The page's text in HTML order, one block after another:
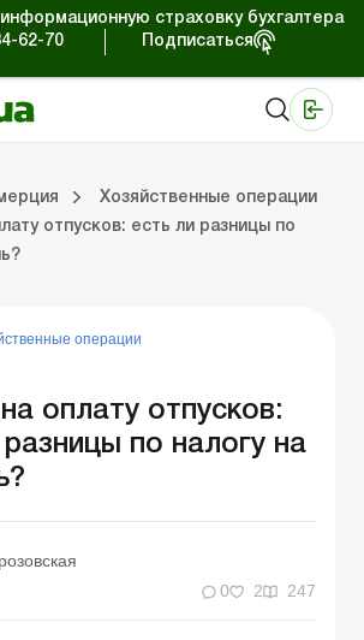
страховку бухгалтера
62-70
Подписаться
Хозяйственные операции
отпусков: есть ли разницы по
операции
оплату отпусков:
разницы по налогу на
0 2 247